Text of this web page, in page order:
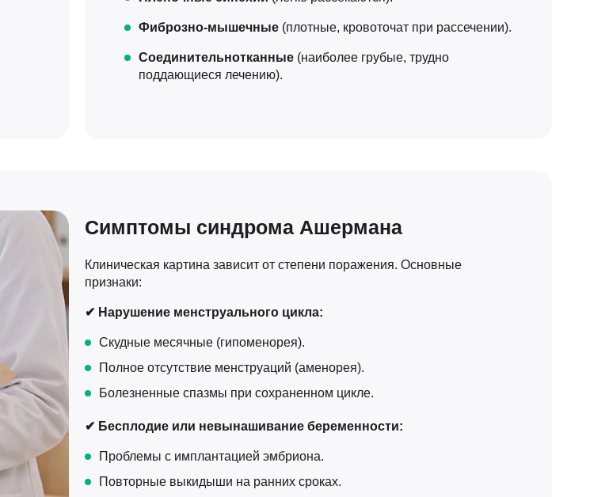
Фиброзно-мышечные (плотные, кровоточат при рассечении).
Соединительнотканные (наиболее грубые, трудно
поддающиеся лечению).
Симптомы синдрома Ашермана
Клиническая картина зависит от степени поражения. Основные
признаки:
✔ Нарушение менструального цикла:
Скудные месячные (гипоменорея).
Полное отсутствие менструаций (аменорея).
Болезненные спазмы при сохраненном цикле.
✔ Бесплодие или невынашивание беременности:
Проблемы с имплантацией эмбриона.
Повторные выкидыши на ранних сроках.